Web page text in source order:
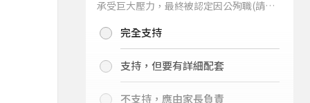
承受巨大壓力，最終被認定因公殉職(請見
你支持老師適度管教學生嗎？
完全支持
支持，但要有詳細配套
不支持，應由家長負責